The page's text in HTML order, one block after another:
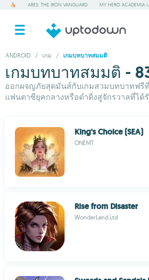
ARES: THE IRON VANGUARD MY HERO ACADEMIA
ANDROID / เกม / เกมบทบาทสมมติ
เกมบทบาทสมมติ -
ออกผจญภัยสุดมันส์กับเกมสวมบทบาทฟรีที่
แฟนตาซียุคกลางหรือดำดิ่งสู่จักรวาลที่ได้
King's Choice (SEA)
ONEMT
Rise from Disaster
WonderLand.Ltd